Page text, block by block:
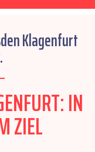
Klagenfurt
IN
ZIEL